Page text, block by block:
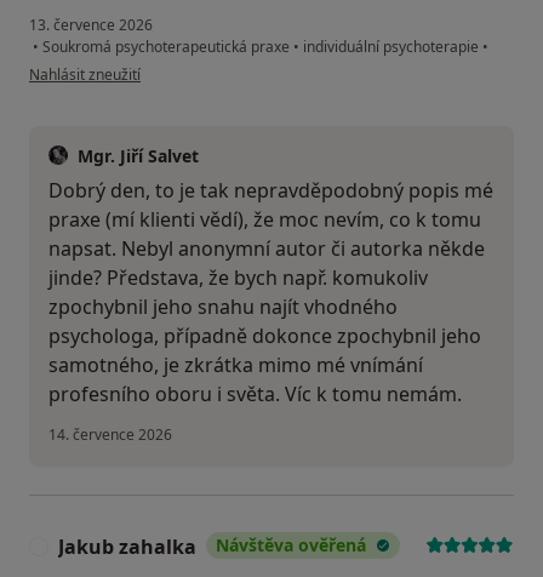
13. července 2026
• Soukromá psychoterapeutická praxe • individuální psychoterapie •
podle názoru uživatele M
Nahlásit zneužití
Mgr. Jiří Salvet
Dobrý den, to je tak nepravděpodobný popis mé
praxe (mí klienti vědí), že moc nevím, co k tomu
napsat. Nebyl anonymní autor či autorka někde
jinde? Představa, že bych např. komukoliv
zpochybnil jeho snahu najít vhodného
psychologa, případně dokonce zpochybnil jeho
samotného, je zkrátka mimo mé vnímání
profesního oboru i světa. Víc k tomu nemám.
14. července 2026
Jakub zahalka Návštěva ověřená